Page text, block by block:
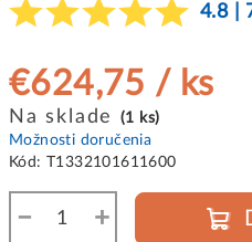
4.8 |
€624,75 / ks
Jednotková
cena:
Na sklade
(1 ks)
Možnosti doručenia
Kód:
T1332101611600
+
−